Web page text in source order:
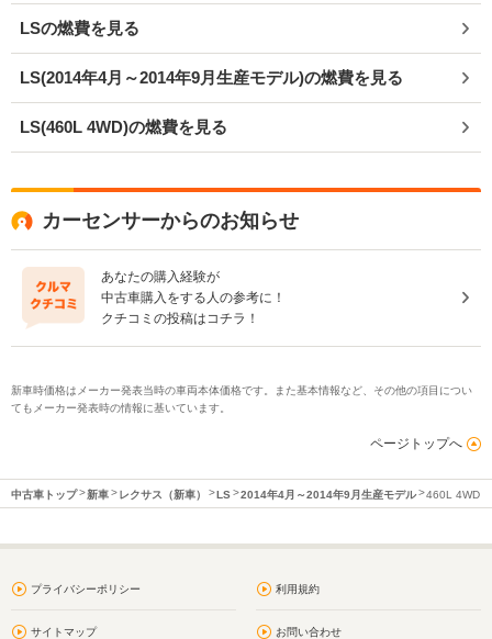
LSの燃費を見る
LS(2014年4月～2014年9月生産モデル)の燃費を見る
LS(460L 4WD)の燃費を見る
カーセンサーからのお知らせ
あなたの購入経験が
中古車購入をする人の参考に！
クチコミの投稿はコチラ！
新車時価格はメーカー発表当時の車両本体価格です。また基本情報など、その他の項目につい
てもメーカー発表時の情報に基いています。
ページトップへ
中古車トップ 新車 レクサス（新車） LS 2014年4月～2014年9月生産モデル 460L 4WD
プライバシーポリシー 利用規約
サイトマップ お問い合わせ